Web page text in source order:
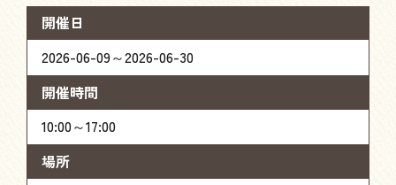
開催日
2026-06-09～2026-06-30
開催時間
10:00～17:00
場所